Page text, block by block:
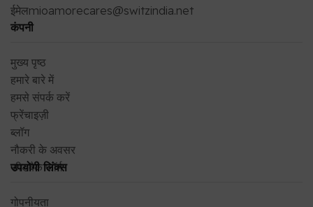
ईमेलmioamorecares@switzindia.net
कंपनी
मुख्य पृष्ठ
हमारे बारे में
हमसे संपर्क करें
फ्रेंचाइज़ी
ब्लॉग
नौकरी के अवसर
फीडबैक फॉर्म
उपयोगी लिंक्स
गोपनीयता